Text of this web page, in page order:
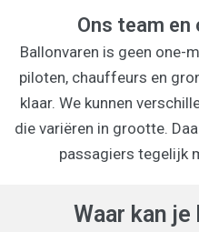
Ons team en
Ballonvaren is geen one-
piloten, chauffeurs en
klaar. We kunnen
die variëren in grootte.
passagiers tegelijk
Waar kan